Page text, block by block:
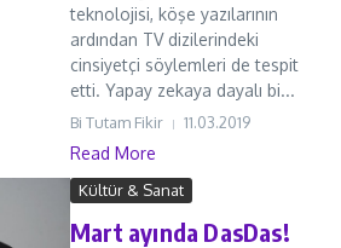
teknolojisi, köşe yazılarının
ardından TV dizilerindeki
cinsiyetçi söylemleri de tespit
etti. Yapay zekaya dayalı bi...
Bi Tutam Fikir 11.03.2019
Read More
Kültür & Sanat
Mart ayında DasDas!